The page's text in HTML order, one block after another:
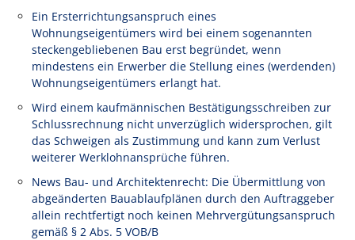
Ein Ersterrichtungsanspruch eines
Wohnungseigentümers wird bei einem sogenannten
steckengebliebenen Bau erst begründet, wenn
mindestens ein Erwerber die Stellung eines (werdenden)
Wohnungseigentümers erlangt hat.
Wird einem kaufmännischen Bestätigungsschreiben zur
Schlussrechnung nicht unverzüglich widersprochen, gilt
das Schweigen als Zustimmung und kann zum Verlust
weiterer Werklohnansprüche führen.
News Bau- und Architektenrecht: Die Übermittlung von
abgeänderten Bauablaufplänen durch den Auftraggeber
allein rechtfertigt noch keinen Mehrvergütungsanspruch
gemäß § 2 Abs. 5 VOB/B